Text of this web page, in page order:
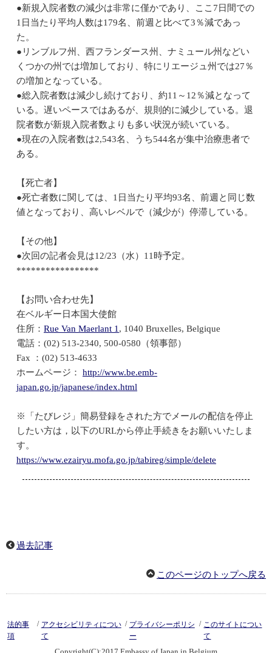
●新規入院者数の減少は非常に僅かであり、ここ7日間での
1日当たり平均人数は179名、前週と比べて3％減であっ
た。
●リンブルフ州、西フランダース州、ナミュール州などい
くつかの州では増加しており、特にリエージュ州では27％
の増加となっている。
●総入院者数は減少し続けており、約11～12％減となって
いる。遅いペースではあるが、規則的に減少している。退
院者数が新規入院者数よりも多い状況が続いている。
●現在の入院者数は2,543名、うち544名が集中治療患者で
ある。
【死亡者】
●死亡者数に関しては、1日当たり平均93名、前週と同じ数
値となっており、高いレベルで（減少が）停滞している。
【その他】
●次回の記者会見は12/23（水）11時予定。
*****************
【お問い合わせ先】
在ベルギー日本国大使館
住所： Rue Van Maerlant 1, 1040 Bruxelles, Belgique
電話：(02) 513-2340, 500-0580（領事部）
Fax ：(02) 513-4633
ホームページ： http://www.be.emb-
japan.go.jp/japanese/index.html
※「たびレジ」簡易登録をされた方でメールの配信を停止
したい方は，以下のURLから停止手続きをお願いいたしま
す。
https://www.ezairyu.mofa.go.jp/tabireg/simple/delete
過去記事
このページのトップへ戻る
法的事
項
/ アクセシビリティについ
て
/ プライバシーポリシ
ー
/ このサイトについ
て